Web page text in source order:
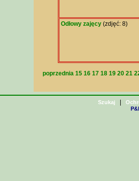
Odłowy zajęcy(zdjęć: 8)
poprzednia 15 16 17 18 19 20 21
Szukaj